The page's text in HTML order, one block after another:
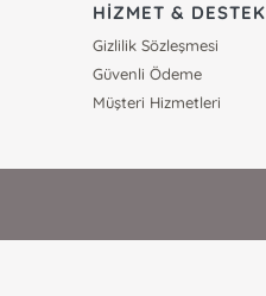
HİZMET & DESTEK
Gizlilik Sözleşmesi
Güvenli Ödeme
Müşteri Hizmetleri